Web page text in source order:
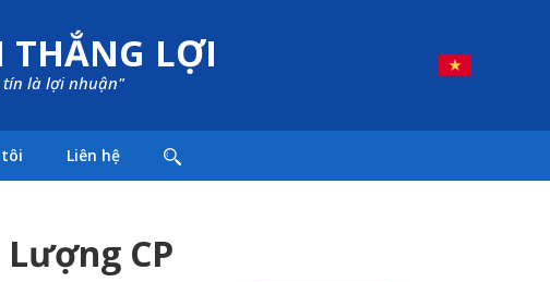
THẮNG LỢI
tín là lợi nhuận"
tôi Liên hệ
CP